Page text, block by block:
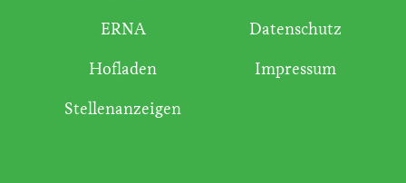
ERNA
Hofladen
Stellenanzeigen
Datenschutz
Impressum